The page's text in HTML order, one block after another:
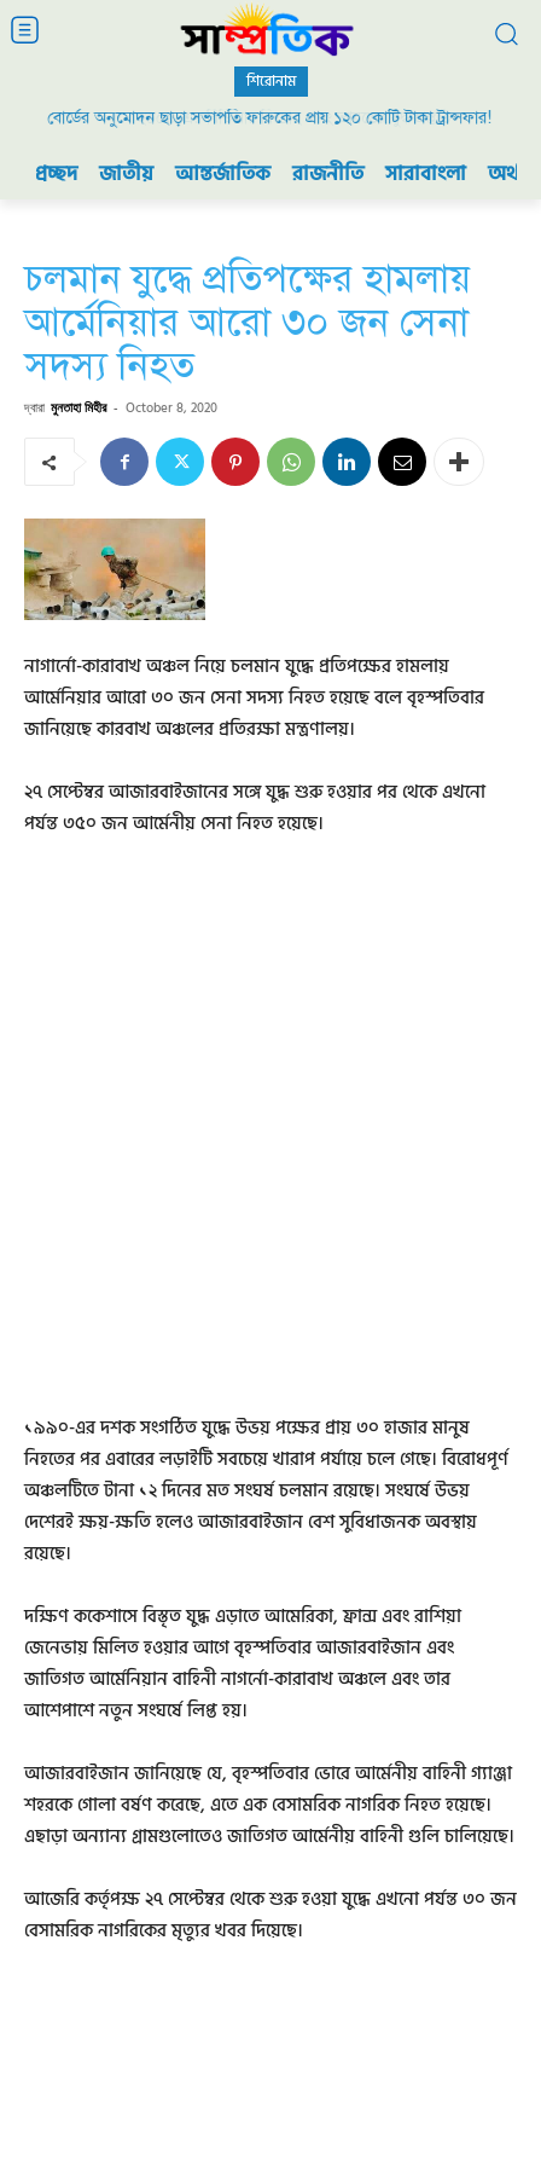
শিরোনাম
বোর্ডের অনুমোদন ছাড়া সভাপতি ফারুকের প্রায় ১২০ কোটি টাকা ট্রান্সফার!
২০০৯ এর বিডিআর বিদ্রোহ এবং ভারতের যুদ্ধ প্রস্তুতি
প্রচ্ছদ জাতীয় আন্তর্জাতিক রাজনীতি সারাবাংলা
চলমান যুদ্ধে প্রতিপক্ষের হামলায়
আর্মেনিয়ার আরো ৩০ জন সেনা
সদস্য নিহত
দ্বারা মুনতাহা মিহীর - October 8, 2020
নাগার্নো-কারাবাখ অঞ্চল নিয়ে চলমান যুদ্ধে প্রতিপক্ষের হামলায়
আর্মেনিয়ার আরো ৩০ জন সেনা সদস্য নিহত হয়েছে বলে বৃহস্পতিবার
জানিয়েছে কারবাখ অঞ্চলের প্রতিরক্ষা মন্ত্রণালয়।
২৭ সেপ্টেম্বর আজারবাইজানের সঙ্গে যুদ্ধ শুরু হওয়ার পর থেকে এখনো
পর্যন্ত ৩৫০ জন আর্মেনীয় সেনা নিহত হয়েছে।
১৯৯০-এর দশক সংগঠিত যুদ্ধে উভয় পক্ষের প্রায় ৩০ হাজার মানুষ
নিহতের পর এবারের লড়াইটি সবচেয়ে খারাপ পর্যায়ে চলে গেছে। বিরোধপূর্ণ
অঞ্চলটিতে টানা ১২ দিনের মত সংঘর্ষ চলমান রয়েছে। সংঘর্ষে উভয়
দেশেরই ক্ষয়-ক্ষতি হলেও আজারবাইজান বেশ সুবিধাজনক অবস্থায়
রয়েছে।
দক্ষিণ ককেশাসে বিস্তৃত যুদ্ধ এড়াতে আমেরিকা, ফ্রান্স এবং রাশিয়া
জেনেভায় মিলিত হওয়ার আগে বৃহস্পতিবার আজারবাইজান এবং
জাতিগত আর্মেনিয়ান বাহিনী নাগর্নো-কারাবাখ অঞ্চলে এবং তার
আশেপাশে নতুন সংঘর্ষে লিপ্ত হয়।
আজারবাইজান জানিয়েছে যে, বৃহস্পতিবার ভোরে আর্মেনীয় বাহিনী গ্যাঞ্জা
শহরকে গোলা বর্ষণ করেছে, এতে এক বেসামরিক নাগরিক নিহত হয়েছে।
এছাড়া অন্যান্য গ্রামগুলোতেও জাতিগত আর্মেনীয় বাহিনী গুলি চালিয়েছে।
আজেরি কর্তৃপক্ষ ২৭ সেপ্টেম্বর থেকে শুরু হওয়া যুদ্ধে এখনো পর্যন্ত ৩০ জন
বেসামরিক নাগরিকের মৃত্যুর খবর দিয়েছে।